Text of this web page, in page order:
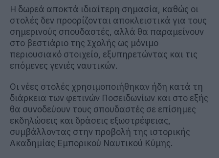
Η δωρεά αποκτά ιδιαίτερη σημασία, καθώς οι
στολές δεν προορίζονται αποκλειστικά για τους
σημερινούς σπουδαστές, αλλά θα παραμείνουν
στο βεστιάριο της Σχολής ως μόνιμο
περιουσιακό στοιχείο, εξυπηρετώντας και τις
επόμενες γενιές ναυτικών.
Οι νέες στολές χρησιμοποιήθηκαν ήδη κατά τη
διάρκεια των φετινών Ποσειδωνίων και στο εξής
θα συνοδεύουν τους σπουδαστές σε επίσημες
εκδηλώσεις και δράσεις εξωστρέφειας,
συμβάλλοντας στην προβολή της ιστορικής
Ακαδημίας Εμπορικού Ναυτικού Κύμης.